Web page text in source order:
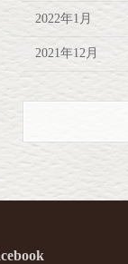
2022年1月
2021年12月